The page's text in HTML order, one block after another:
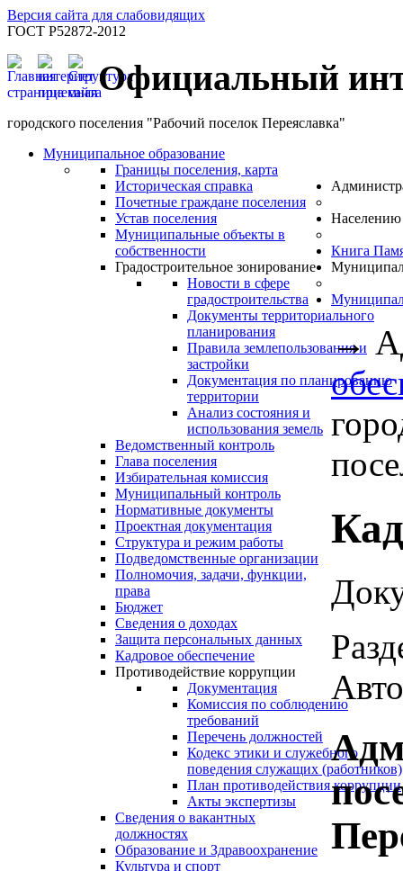
Версия сайта для слабовидящих
ГОСТ Р52872-2012
Официальный
городского поселения "Рабочий поселок Переяславка"
Муниципальное образование
Границы поселения, карта
Историческая справка
Почетные граждане поселения
Устав поселения
Муниципальные объекты в
собственности
Градостроительное зонирование
Новости в сфере
градостроительства
Документы территориального
планирования
Правила землепользования и
застройки
Документация по планированию
территории
Анализ состояния и
использования земель
Ведомственный контроль
Глава поселения
Избирательная комиссия
Муниципальный контроль
Нормативные документы
Проектная документация
Структура и режим работы
Подведомственные организации
Полномочия, задачи, функции,
права
Бюджет
Сведения о доходах
Защита персональных данных
Кадровое обеспечение
Противодействие коррупции
Документация
Комиссия по соблюдению
требований
Перечень должностей
Кодекс этики и служебного
поведения служащих (работников)
План противодействия коррупции
Акты экспертизы
Сведения о вакантных
должностях
Населению
Образование и Здравоохранение
Культура и спорт
Книга
→